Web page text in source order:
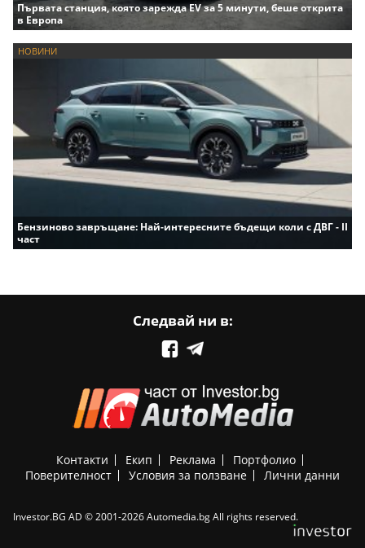
Първата станция, която зарежда EV за 5 минути, беше открита
в Европа
НОВИНИ
Бензиново завръщане: Най-интересните бъдещи коли с ДВГ - II
част
Следвай ни в:
Контакти Екип Реклама
Портфолио
Поверителност
Условия за ползване Лични данни
Investor.BG AD © 2001-2026 Automedia.bg All rights reserved.